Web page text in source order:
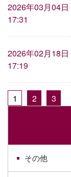
2026年03月04日
17:31
2026年02月18日
17:19
1 2 3
その他